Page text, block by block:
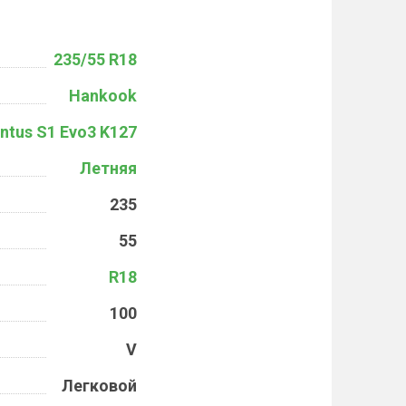
235/55 R18
Hankook
S1 Evo3 K127
Летняя
235
55
R18
100
V
Легковой